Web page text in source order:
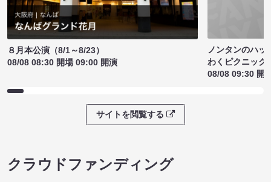
８月本公演（8/1～8/23）
08/08 08:30 開場 09:00 開演
ノンタンのハッ
わくピクニック
08/08 09:30 開
サイトを閲覧する
クラウドファンディング